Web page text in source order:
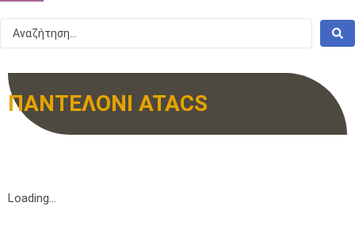
ΠΑΝΤΕΛΟΝΙ ATACS
Loading...